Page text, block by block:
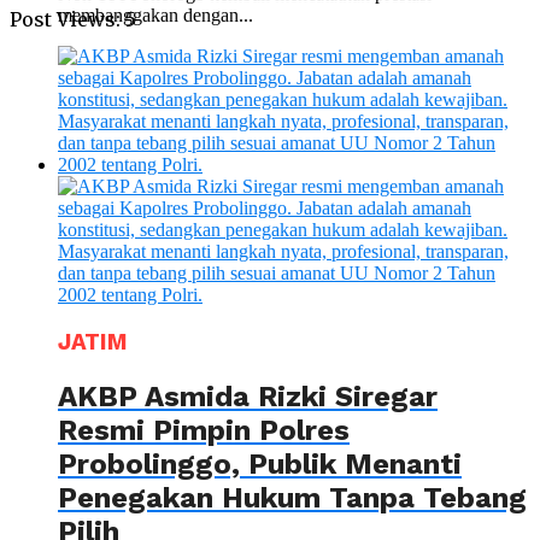
Post Views: 5
membanggakan dengan...
JATIM
AKBP Asmida Rizki Siregar
Resmi Pimpin Polres
Probolinggo, Publik Menanti
Penegakan Hukum Tanpa Tebang
Pilih